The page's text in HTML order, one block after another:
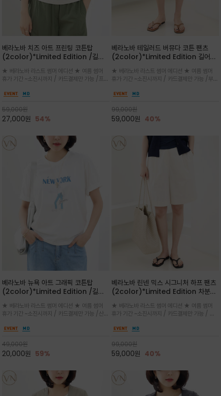
베라노바 치즈 아트 프린팅 코튼탑
(2color)*Limited Edition /길어
세요 ^^
★ 베라노바 라스트 썸머 에디션 ★ 여름 썸머
휴가 기간 ~소진시까지 / 카드결제만 가능 /프론
러스트 프린트가 더해져 과하지 않으면서도 세련
59,000원
27,000원 54%
베라노바 테일러드 버뮤다 코튼 팬츠
(2color)*Limited Edition 길어진
^^
★ 베라노바 라스트 썸머 에디션 ★ 여름 썸머
휴가 기간 ~소진시까지 / 카드결제만 가능 /부드
은은한 매트 컬러가 고급스러운 분위기
99,000원
59,000원 40%
베라노바 뉴욕 아트 그래픽 코튼탑
(2color)*Limited Edition /길어
세요 ^^
★ 베라노바 라스트 썸머 에디션 ★ 여름 썸머
휴가 기간 ~소진시까지 / 카드결제만 가능 /산뜻
레터링과 감각적인 일러스트 프린트가 어우러져
49,000원
20,000원 59%
베라노바 린넨 믹스 시그니처 하프 팬츠
(2color)*Limited Edition 차분한
진 여름의 끝자락까지 멋스럽게 연출하
세요 ^^
★ 베라노바 라스트 썸머 에디션 ★ 여름 썸머
휴가 기간 ~소진시까지 / 카드결제만 가능 / 앞
게 체형을 커버해 우아한 비율을 완성
99,000원
59,000원 40%